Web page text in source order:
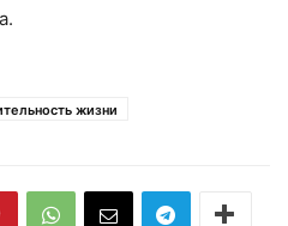
жизни